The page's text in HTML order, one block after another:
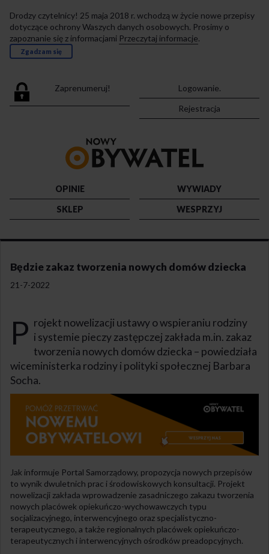
Drodzy czytelnicy! 25 maja 2018 r. wchodzą w życie nowe przepisy
dotyczące ochrony Waszych danych osobowych. Prosimy o
zapoznanie się z informacjami Przeczytaj informacje.
Zgadzam się
Zaprenumeruj!
Logowanie.
Rejestracja
strony
OPINIE
WYWIADY
SKLEP
WESPRZYJ
Będzie zakaz tworzenia nowych domów dziecka
21-7-2022
P rojekt nowelizacji ustawy o wspieraniu rodziny
i systemie pieczy zastępczej zakłada m.in. zakaz
tworzenia nowych domów dziecka – powiedziała
wiceministerka rodziny i polityki społecznej Barbara
Socha.
Jak informuje Portal Samorządowy, propozycja nowych przepisów
to wynik dwuletnich prac i środowiskowych konsultacji. Projekt
nowelizacji zakłada wprowadzenie zasadniczego zakazu tworzenia
nowych placówek opiekuńczo-wychowawczych typu
socjalizacyjnego, interwencyjnego oraz specjalistyczno-
terapeutycznego, a także regionalnych placówek opiekuńczo-
terapeutycznych i interwencyjnych ośrodków preadopcyjnych.